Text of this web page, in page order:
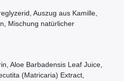
Auszug aus Kamille,
Mischung natürlicher
Aloe Barbadensis Leaf Juice,
(Matricaria) Extract,